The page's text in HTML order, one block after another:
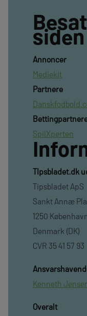
siden
Annoncer
Mediekit
Partnere
SpilXperten
TIpsbladet.dk
Tipsbladet ApS
Sankt Annæ
1250
Denmark (DK)
CVR 35 41 57 93
Kenneth
Overalt